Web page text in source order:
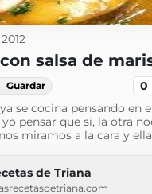
salsa de
Guardar 0
se cocina pensando en
pensar que si, la otra
miramos a la cara y ella
de Triana